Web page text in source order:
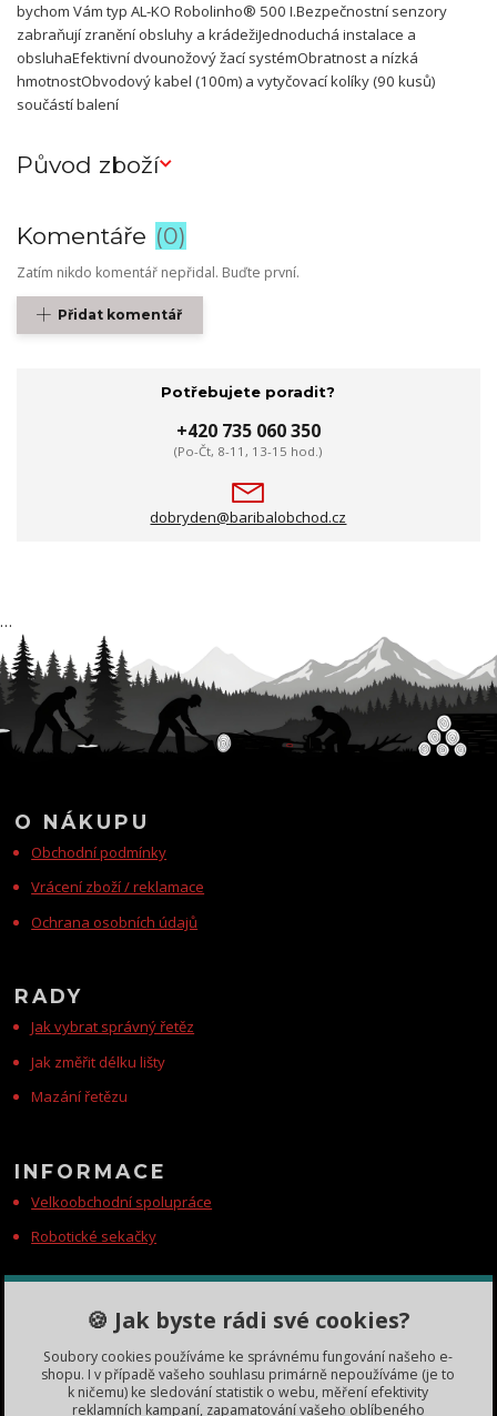
bychom Vám typ AL-KO Robolinho® 500 I.Bezpečnostní senzory
zabraňují zranění obsluhy a krádežiJednoduchá instalace a
obsluhaEfektivní dvounožový žací systémObratnost a nízká
hmotnostObvodový kabel (100m) a vytyčovací kolíky (90 kusů)
součástí balení
Původ zboží
Komentáře 0
Zatím nikdo komentář nepřidal. Buďte první.
Přidat komentář
Potřebujete poradit?
+420 735 060 350
(Po-Čt, 8-11, 13-15 hod.)
dobryden@baribalobchod.cz
O NÁKUPU
Obchodní podmínky
Vrácení zboží / reklamace
Ochrana osobních údajů
RADY
Jak vybrat správný řetěz
Jak změřit délku lišty
Mazání řetězu
INFORMACE
Velkoobchodní spolupráce
Robotické sekačky
KONTAKTY
Zákaznická podpora
+420 735 060 350
(Po-Čt, 8-11, 13-15 hod.)
…
🍪 Jak byste rádi své cookies?
Soubory cookies používáme ke správnému fungování našeho e-
shopu. I v případě vašeho souhlasu primárně nepoužíváme (je to
k ničemu) ke sledování statistik o webu, měření efektivity
reklamních kampaní, zapamatování vašeho oblíbeného